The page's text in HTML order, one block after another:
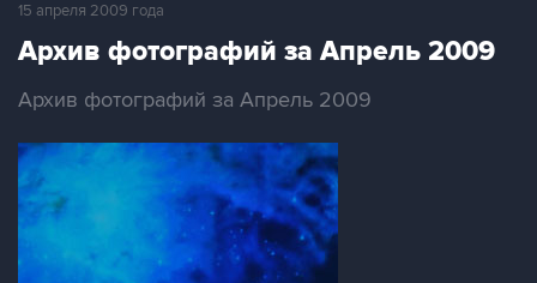
15 апреля 2009 года
Архив фотографий за Апрель 2009
Архив фотографий за Апрель 2009